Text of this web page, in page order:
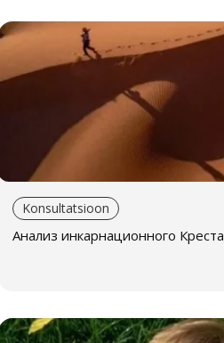
Konsultatsioon
Анализ инкарнационного Креста